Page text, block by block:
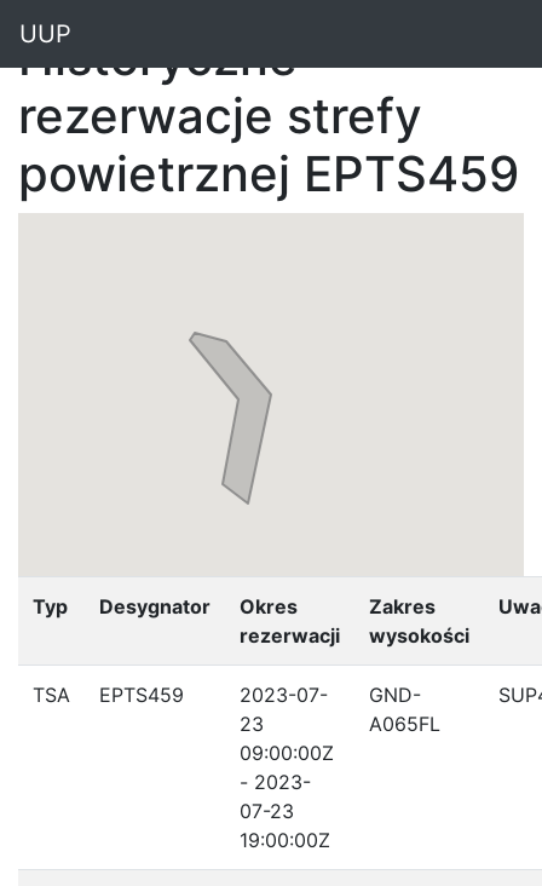
UUP
Historyczne
rezerwacje strefy
powietrznej EPTS459
Typ Desygnator
Okres
rezerwacji
Zakres
wysokości
TSA EPTS459
2023-07-
23
09:00:00Z
- 2023-
07-23
19:00:00Z
GND-
A065FL